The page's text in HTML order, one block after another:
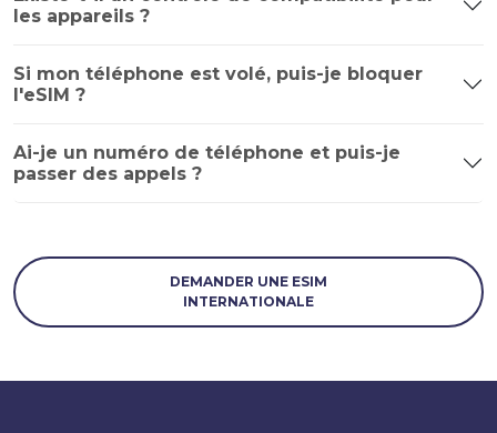
les appareils ?
Si mon téléphone est volé, puis-je bloquer
l'eSIM ?
Ai-je un numéro de téléphone et puis-je
passer des appels ?
DEMANDER UNE ESIM
INTERNATIONALE